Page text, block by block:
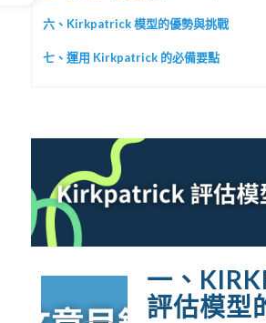
六、Kirkpatrick 模型的優勢與挑戰
七、運用 Kirkpatrick 的必備要點
一、
評估模型